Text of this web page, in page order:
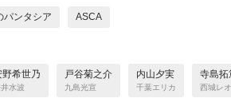
パンタシア ASCA
野希世乃
水波
戸谷菊之介
九島光宣
内山夕実
千葉エリカ
寺島拓
西城レ